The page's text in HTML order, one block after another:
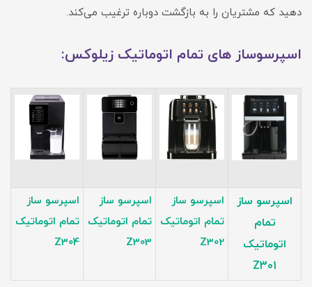
دهید که مشتریان را به بازگشت دوباره ترغیب می‌کند.
اسپرسوساز های تمام اتوماتیک زیلوکس:
اسپرسو ساز
تمام
اتوماتیک
Z301
اسپرسو ساز
تمام اتوماتیک
Z302
اسپرسو ساز
تمام اتوماتیک
Z303
اسپرسو ساز
تمام اتوماتیک
Z304